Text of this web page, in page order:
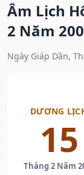
Âm Lịch
2 Năm
Ngày Giáp Dần,
DƯƠNG
15
Tháng 2 Năm